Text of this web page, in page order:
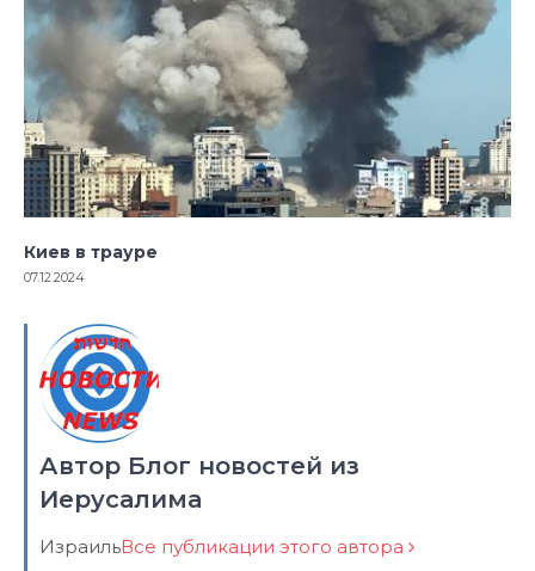
Киев в трауре
07.12.2024
Автор Блог новостей из
Иерусалима
ИзраильВсе публикации этого автора